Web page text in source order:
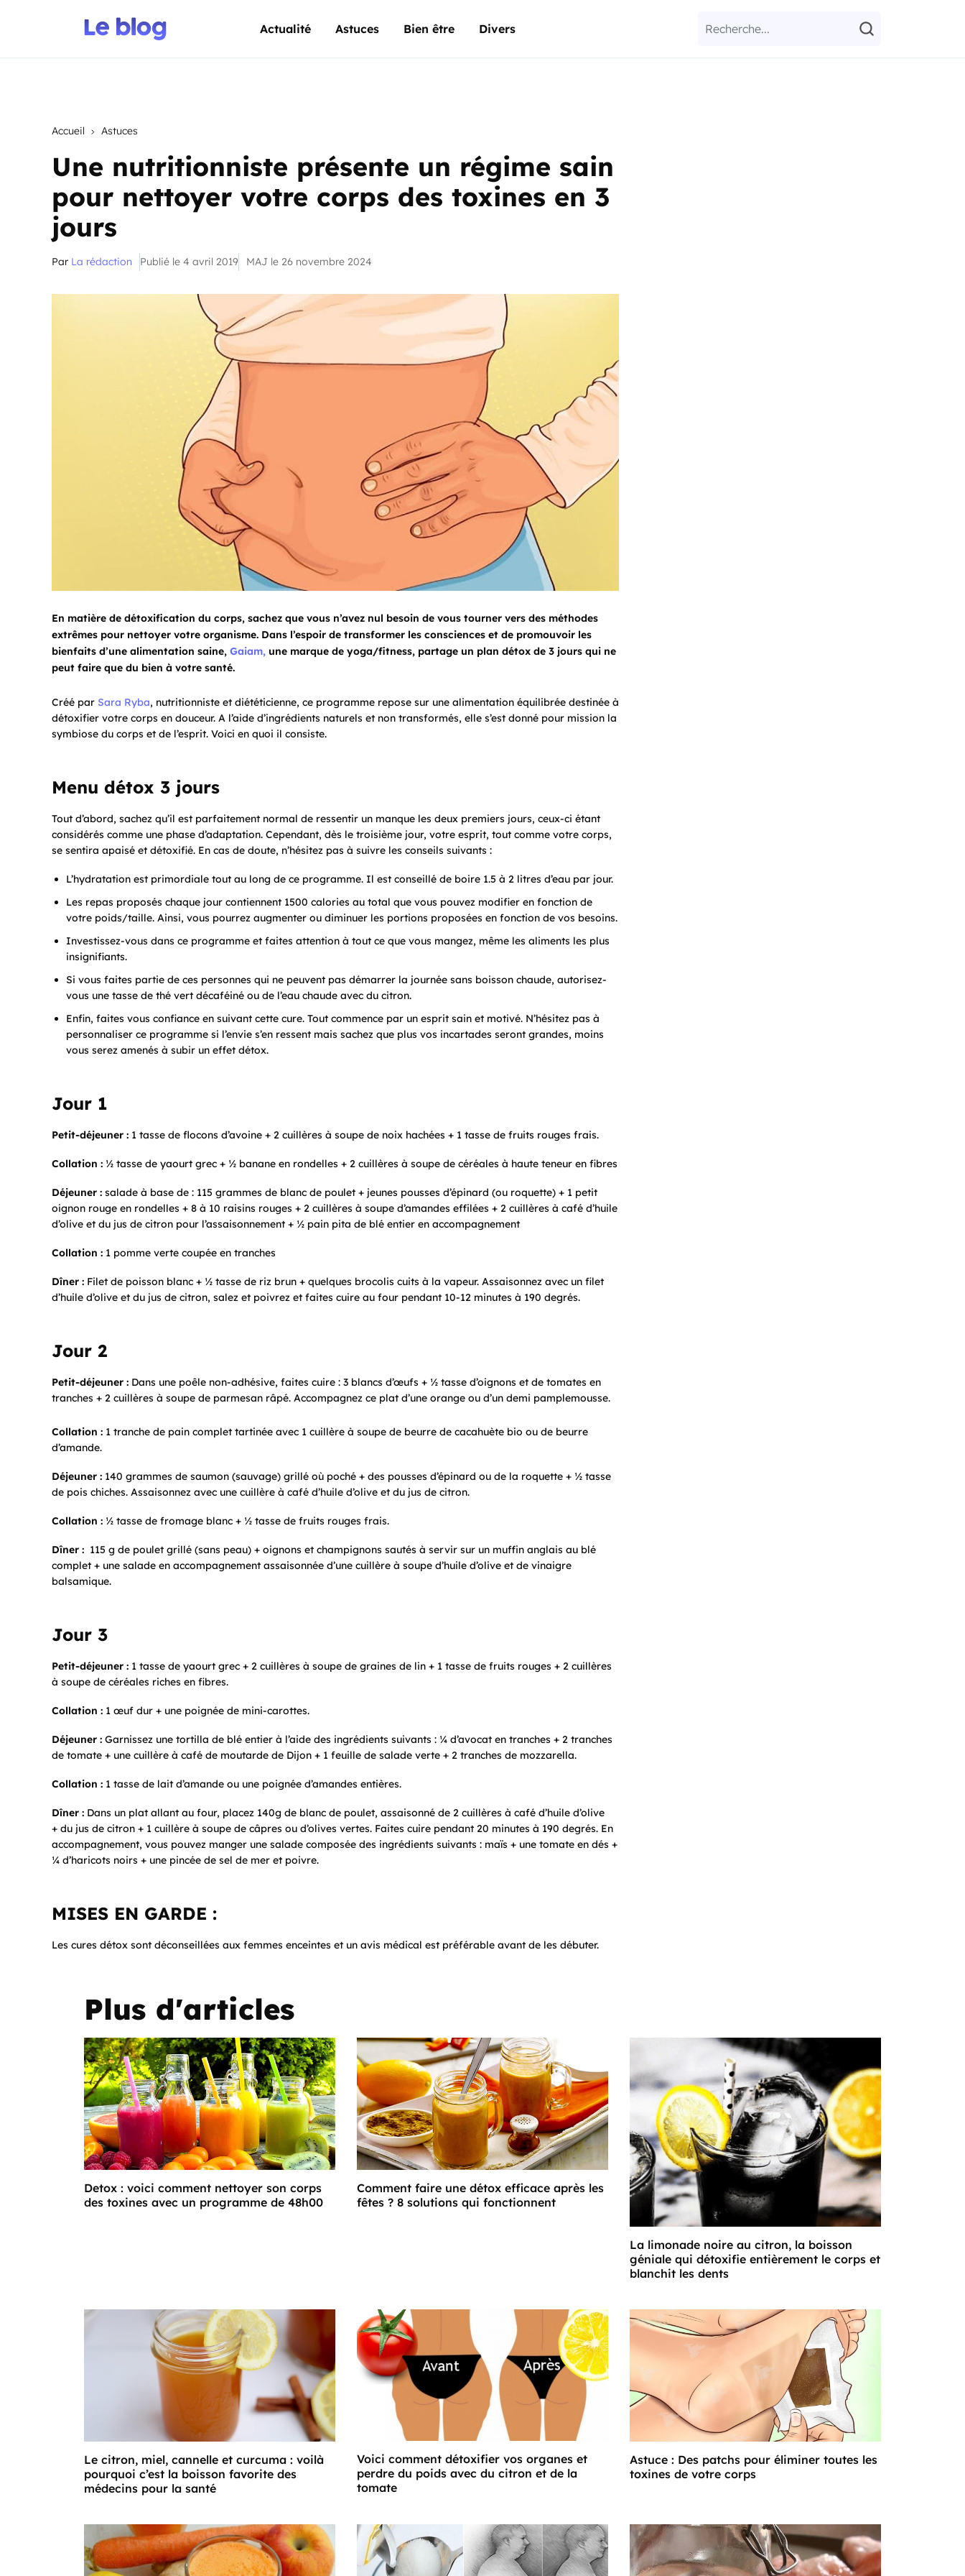
Actualité Astuces Bien être Divers
Accueil Astuces
Une nutritionniste présente un régime sain
pour nettoyer votre corps des toxines en 3
jours
Par La rédaction Publié le 4 avril 2019 MAJ le 26 novembre 2024
En matière de détoxification du corps, sachez que vous n’avez nul besoin de vous tourner vers des méthodes
extrêmes pour nettoyer votre organisme. Dans l’espoir de transformer les consciences et de promouvoir les
bienfaits d’une alimentation saine, Gaiam, une marque de yoga/fitness, partage un plan détox de 3 jours qui ne
peut faire que du bien à votre santé.
Créé par Sara Ryba, nutritionniste et diététicienne, ce programme repose sur une alimentation équilibrée destinée à
détoxifier votre corps en douceur. A l’aide d’ingrédients naturels et non transformés, elle s’est donné pour mission la
symbiose du corps et de l’esprit. Voici en quoi il consiste.
Menu détox 3 jours
Tout d’abord, sachez qu’il est parfaitement normal de ressentir un manque les deux premiers jours, ceux-ci étant
considérés comme une phase d’adaptation. Cependant, dès le troisième jour, votre esprit, tout comme votre corps,
se sentira apaisé et détoxifié. En cas de doute, n’hésitez pas à suivre les conseils suivants :
L’hydratation est primordiale tout au long de ce programme. Il est conseillé de boire 1.5 à 2 litres d’eau par jour.
Les repas proposés chaque jour contiennent 1500 calories au total que vous pouvez modifier en fonction de
votre poids/taille. Ainsi, vous pourrez augmenter ou diminuer les portions proposées en fonction de vos besoins.
Investissez-vous dans ce programme et faites attention à tout ce que vous mangez, même les aliments les plus
insignifiants.
Si vous faites partie de ces personnes qui ne peuvent pas démarrer la journée sans boisson chaude, autorisez-
vous une tasse de thé vert décaféiné ou de l’eau chaude avec du citron.
Enfin, faites vous confiance en suivant cette cure. Tout commence par un esprit sain et motivé. N’hésitez pas à
personnaliser ce programme si l’envie s’en ressent mais sachez que plus vos incartades seront grandes, moins
vous serez amenés à subir un effet détox.
Jour 1
Petit-déjeuner : 1 tasse de flocons d’avoine + 2 cuillères à soupe de noix hachées + 1 tasse de fruits rouges frais.
Collation : ½ tasse de yaourt grec + ½ banane en rondelles + 2 cuillères à soupe de céréales à haute teneur en fibres
Déjeuner : salade à base de : 115 grammes de blanc de poulet + jeunes pousses d’épinard (ou roquette) + 1 petit
oignon rouge en rondelles + 8 à 10 raisins rouges + 2 cuillères à soupe d’amandes effilées + 2 cuillères à café d’huile
d’olive et du jus de citron pour l’assaisonnement + ½ pain pita de blé entier en accompagnement
Collation : 1 pomme verte coupée en tranches
Dîner : Filet de poisson blanc + ½ tasse de riz brun + quelques brocolis cuits à la vapeur. Assaisonnez avec un filet
d’huile d’olive et du jus de citron, salez et poivrez et faites cuire au four pendant 10-12 minutes à 190 degrés.
Jour 2
Petit-déjeuner : Dans une poêle non-adhésive, faites cuire : 3 blancs d’œufs + ½ tasse d’oignons et de tomates en
tranches + 2 cuillères à soupe de parmesan râpé. Accompagnez ce plat d’une orange ou d’un demi pamplemousse.
Collation : 1 tranche de pain complet tartinée avec 1 cuillère à soupe de beurre de cacahuète bio ou de beurre
d’amande.
Déjeuner : 140 grammes de saumon (sauvage) grillé où poché + des pousses d’épinard ou de la roquette + ½ tasse
de pois chiches. Assaisonnez avec une cuillère à café d’huile d’olive et du jus de citron.
Collation : ½ tasse de fromage blanc + ½ tasse de fruits rouges frais.
Dîner : 115 g de poulet grillé (sans peau) + oignons et champignons sautés à servir sur un muffin anglais au blé
complet + une salade en accompagnement assaisonnée d’une cuillère à soupe d’huile d’olive et de vinaigre
balsamique.
Jour 3
Petit-déjeuner : 1 tasse de yaourt grec + 2 cuillères à soupe de graines de lin + 1 tasse de fruits rouges + 2 cuillères
à soupe de céréales riches en fibres.
Collation : 1 œuf dur + une poignée de mini-carottes.
Déjeuner : Garnissez une tortilla de blé entier à l’aide des ingrédients suivants : ¼ d’avocat en tranches + 2 tranches
de tomate + une cuillère à café de moutarde de Dijon + 1 feuille de salade verte + 2 tranches de mozzarella.
Collation : 1 tasse de lait d’amande ou une poignée d’amandes entières.
Dîner : Dans un plat allant au four, placez 140g de blanc de poulet, assaisonné de 2 cuillères à café d’huile d’olive
+ du jus de citron + 1 cuillère à soupe de câpres ou d’olives vertes. Faites cuire pendant 20 minutes à 190 degrés. En
accompagnement, vous pouvez manger une salade composée des ingrédients suivants : maïs + une tomate en dés +
¼ d’haricots noirs + une pincée de sel de mer et poivre.
MISES EN GARDE :
Les cures détox sont déconseillées aux femmes enceintes et un avis médical est préférable avant de les débuter.
Plus d'articles
Detox : voici comment nettoyer son corps
des toxines avec un programme de 48h00
Comment faire une détox efficace après les
fêtes ? 8 solutions qui fonctionnent
La limonade noire au citron, la boisson
géniale qui détoxifie entièrement le corps et
blanchit les dents
Le citron, miel, cannelle et curcuma : voilà
pourquoi c’est la boisson favorite des
médecins pour la santé
Voici comment détoxifier vos organes et
perdre du poids avec du citron et de la
tomate
Astuce : Des patchs pour éliminer toutes les
toxines de votre corps